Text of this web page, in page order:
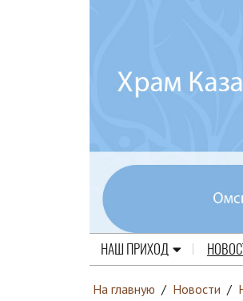
НАШ ПРИХОД
На главную / Новости /